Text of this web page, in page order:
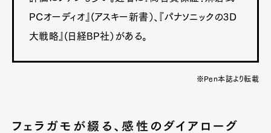
PCオーディオ』(アスキー新書）、『パナソニックの3D
大戦略』(日経BP社）がある。
※Pen本誌より転載
フェラガモが綴る、感性のダイアローグ